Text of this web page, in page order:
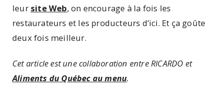
leur site Web, on encourage à la fois les
restaurateurs et les producteurs d’ici. Et ça goûte
deux fois meilleur.
Cet article est une collaboration entre RICARDO et
Aliments du Québec au menu.